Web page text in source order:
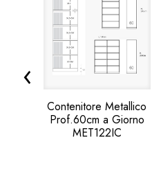
Contenitore Metallico
Prof.60cm a Giorno
MET122IC
‹